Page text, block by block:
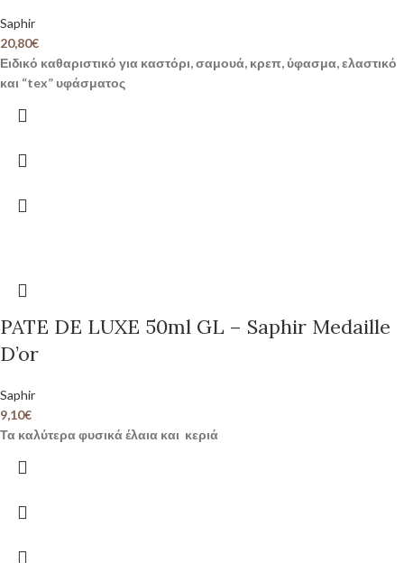
Saphir
20,80€
Ειδικό καθαριστικό για καστόρι, σαμουά, κρεπ, ύφασμα, ελαστικό
και “tex” υφάσματος
PATE DE LUXE 50ml GL – Saphir Medaille
D’or
Saphir
9,10€
Τα καλύτερα φυσικά έλαια και κεριά